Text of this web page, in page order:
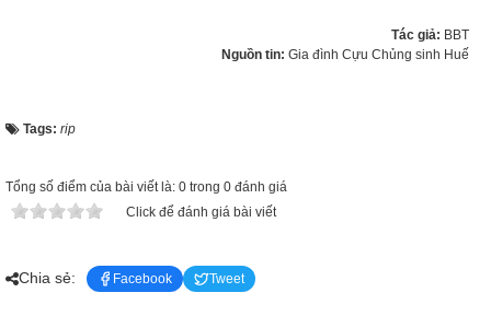
Tác giả: BBT
Nguồn tin: Gia đình Cựu Chủng sinh Huế
Tags: rip
Tổng số điểm của bài viết là: 0 trong 0 đánh giá
Click để đánh giá bài viết
Chia sẻ: Facebook Tweet